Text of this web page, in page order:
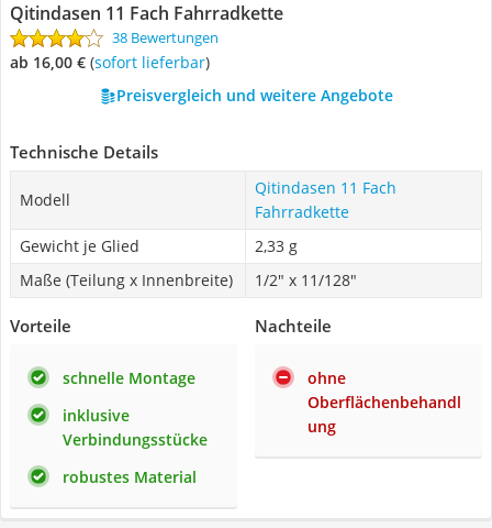
Qitindasen 11 Fach Fahrradkette
38 Bewertungen
ab 16,00 € ( Sofort lieferbar)
Preisvergleich und weitere Angebote
Technische Details
Modell
Qitindasen 11 Fach
Fahrradkette
Gewicht je Glied
2,33 g
Maße (Teilung x Innenbreite)
1/2" x 11/128"
Vorteile
schnelle Montage
inklusive
Verbindungsstücke
robustes Material
Nachteile
ohne
Oberflächenbehandl
ung